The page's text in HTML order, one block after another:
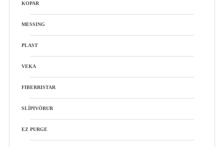
KOPAR
MESSING
PLAST
VEKA
FIBERRISTAR
SLÍPIVÖRUR
EZ PURGE